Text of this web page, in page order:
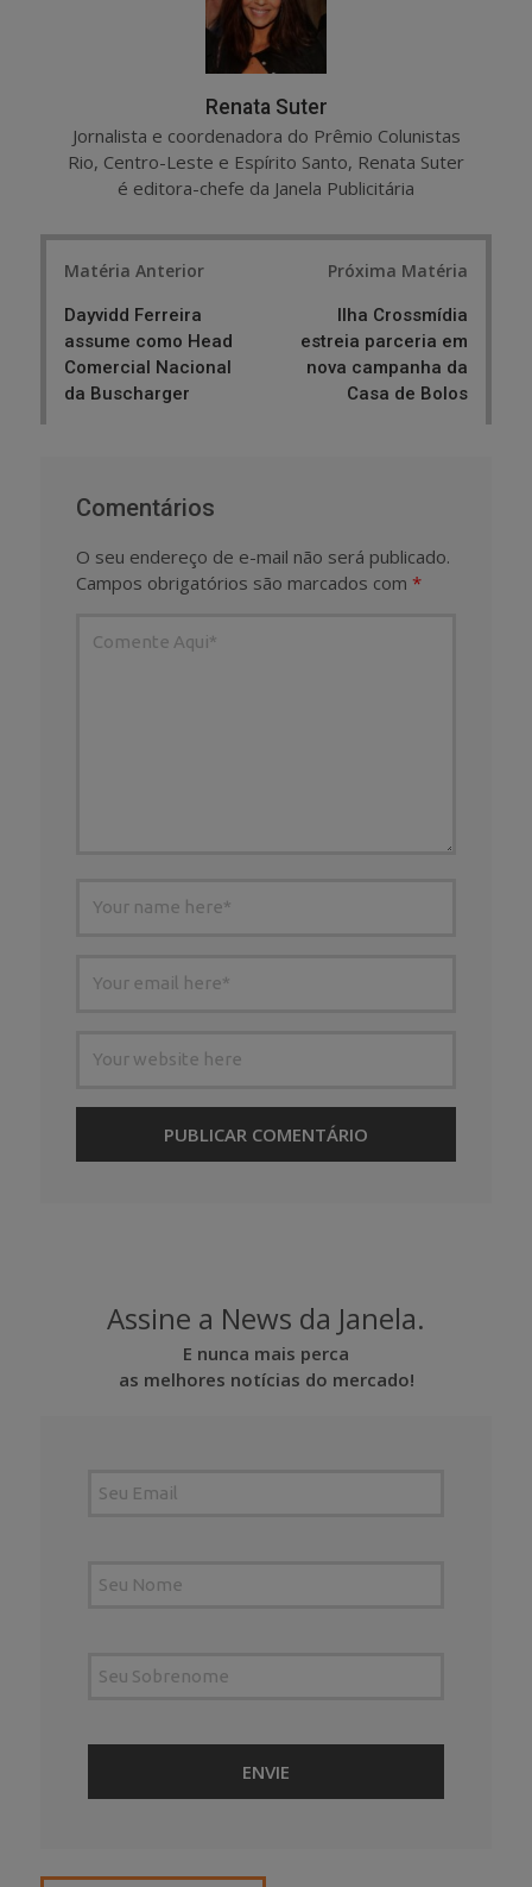
Renata Suter
Jornalista e coordenadora do Prêmio Colunistas
Rio, Centro-Leste e Espírito Santo, Renata Suter
é editora-chefe da Janela Publicitária
Matéria Anterior
Dayvidd Ferreira
assume como Head
Comercial Nacional
da Buscharger
Próxima Matéria
Ilha Crossmídia
estreia parceria em
nova campanha da
Casa de Bolos
Comentários
O seu endereço de e-mail não será publicado.
Campos obrigatórios são marcados com *
Assine a News da Janela.
E nunca mais perca
as melhores notícias do mercado!